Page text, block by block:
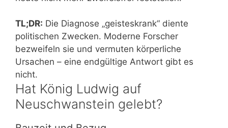
TL;DR: Die Diagnose „geisteskrank“ diente
politischen Zwecken. Moderne Forscher
bezweifeln sie und vermuten körperliche
Ursachen – eine endgültige Antwort gibt es
nicht.
Hat König Ludwig auf
Neuschwanstein gelebt?